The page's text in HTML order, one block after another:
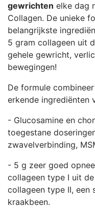
gewrichten elke dag
Collagen. De unieke
belangrijkste
5 gram collageen uit
gehele gewricht,
bewegingen!
De formule
erkende ingrediënten
- Glucosamine en
toegestane
zwavelverbinding,
- 5 g zeer goed
collageen type I uit
collageen type II, een
kraakbeen.